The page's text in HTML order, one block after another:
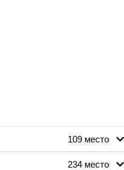
109 место
234 место